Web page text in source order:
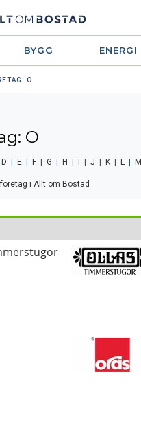
BYGG ENERGI
O
O
D E F G H J K L M
i Allt om Bostad